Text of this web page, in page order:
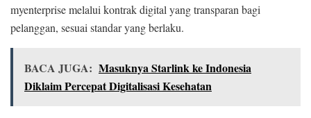
myenterprise melalui kontrak digital yang transparan bagi
pelanggan, sesuai standar yang berlaku.
BACA JUGA: Masuknya Starlink ke Indonesia
Diklaim Percepat Digitalisasi Kesehatan